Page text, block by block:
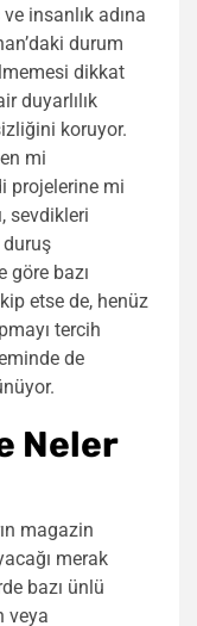
insanlık adına
durum
dikkat
duyarlılık
koruyor.
mi
projelerine mi
sevdikleri
duruş
göre bazı
etse de, henüz
tercih
de
Neler
magazin
merak
bazı ünlü
veya